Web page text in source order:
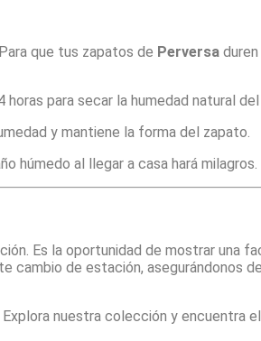
que tus zapatos de Perversa
para secar la humedad natural del
y mantiene la forma del zapato.
húmedo al llegar a casa hará milagros.
Es la oportunidad de mostrar una
cambio de estación, asegurándonos
nuestra colección y encuentra